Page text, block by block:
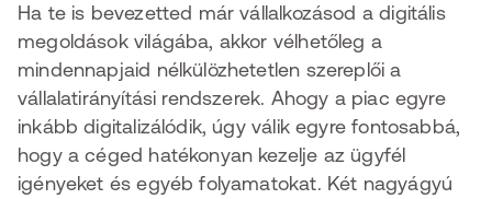
Ha te is bevezetted már vállalkozásod a digitális
megoldások világába, akkor vélhetőleg a
mindennapjaid nélkülözhetetlen szereplői a
vállalatirányítási rendszerek. Ahogy a piac egyre
inkább digitalizálódik, úgy válik egyre fontosabbá,
hogy a céged hatékonyan kezelje az ügyfél
igényeket és egyéb folyamatokat. Két nagyágyú